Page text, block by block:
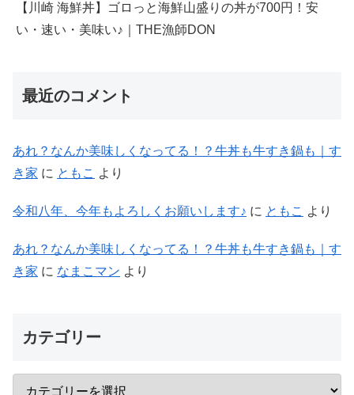
【川崎 海鮮丼】ゴロっと海鮮山盛りの丼が700円！安
い・速い・美味い♪｜THE漁師DON
最近のコメント
あれ？なんか美味しくなってる！？牛丼も牛すき鍋も｜す
き家 に ともこ より
令和八年、今年もよろしくお願いします♪ に ともこ より
あれ？なんか美味しくなってる！？牛丼も牛すき鍋も｜す
き家 に なまこマン より
カテゴリー